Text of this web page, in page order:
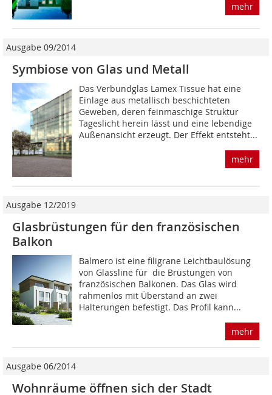
mehr
Ausgabe 09/2014
Symbiose von Glas und Metall
Das Verbundglas Lamex Tissue hat eine
Einlage aus metallisch beschichteten
Geweben, deren feinmaschige Struktur
Tageslicht herein lässt und eine lebendige
Außenansicht erzeugt. Der Effekt entsteht...
mehr
Ausgabe 12/2019
Glasbrüstungen für den französischen
Balkon
Balmero ist eine filigrane Leichtbaulösung
von Glassline für die Brüstungen von
französischen Balkonen. Das Glas wird
rahmenlos mit Überstand an zwei
Halterungen befestigt. Das Profil kann...
mehr
Ausgabe 06/2014
Wohnräume öffnen sich der Stadt